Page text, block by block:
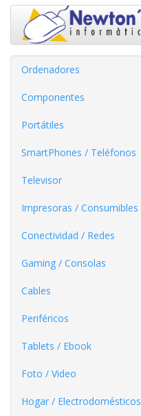
Ordenadores
Componentes
Portátiles
SmartPhones / Teléfonos
Televisor
Impresoras / Consumibles
Conectividad / Redes
Gaming / Consolas
Cables
Periféricos
Tablets / Ebook
Foto / Video
Hogar / Electrodomésticos